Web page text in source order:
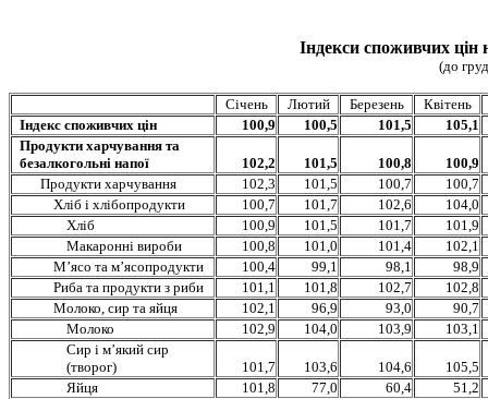
Індекси споживчих цін
(до
Cічень Лютий Березень
Квітень
Індекс споживчих цін
100,9 100,5 101,5
105,1
Продукти харчування та
безалкогольні напої
102,2 101,5 100,8
100,9
Продукти харчування
102,3 101,5 100,7
100,7
Хліб і хлібопродукти
100,7 101,7 102,6
104,0
Хліб
100,9 101,5 101,7
101,9
Макаронні вироби
100,8 101,0 101,4
102,1
М’ясо та м’ясопродукти
100,4 99,1 98,1
98,9
Риба та продукти з риби
101,1 101,8 102,7
102,8
Молоко, сир та яйця
102,1 96,9 93,0
90,7
Молоко
102,9 104,0 103,9
103,1
Сир і м’який сир
(творог)
101,7 103,6 104,6
105,5
Яйця
101,8 77,0 60,4
51,2